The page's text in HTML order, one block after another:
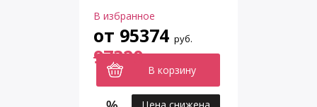
В избранное
от 95374 руб.
97320
В корзину